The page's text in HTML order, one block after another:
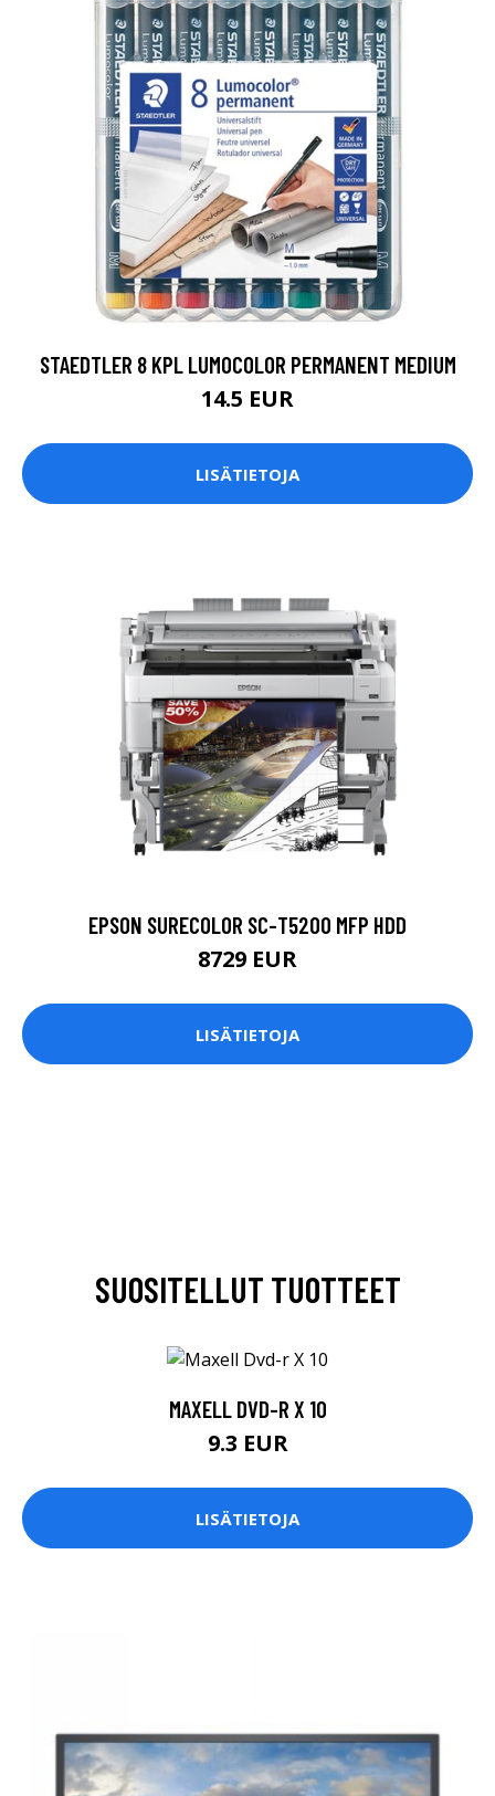
STAEDTLER 8 KPL LUMOCOLOR PERMANENT MEDIUM
14.5 EUR
LISÄTIETOJA
EPSON SURECOLOR SC-T5200 MFP HDD
8729 EUR
LISÄTIETOJA
SUOSITELLUT TUOTTEET
MAXELL DVD-R X 10
9.3 EUR
LISÄTIETOJA